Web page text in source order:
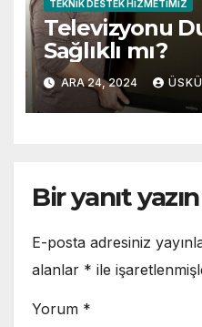
TEKNIK DESTEK HIZMETIMIZ
Televizyonu
Sağlıklı mı?
ARA 24, 2024
Bir yanıt yazın
E-posta adresiniz
alanlar * ile
Yorum *